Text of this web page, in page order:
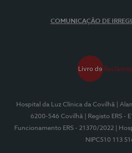
COMUNICAÇÃO DE
Hospital da Luz Clínica da Covilhã
|
6200-546 Covilhã
| Registo ERS -
Funcionamento ERS - 21370/2022
|
NIPC510 113